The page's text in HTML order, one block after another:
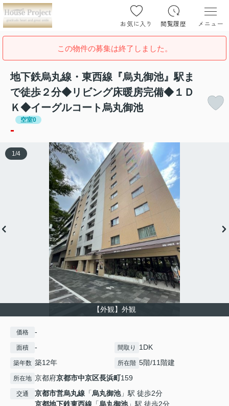
お気に入り 閲覧履歴 メニュー
この物件の募集は終了しました。
地下鉄烏丸線・東西線『烏丸御池』駅ま
で徒歩２分◆リビング床暖房完備◆１Ｄ
Ｋ◆イーグルコート烏丸御池
空室0
-
【外観】外観
1 /4
価格 -
面積 - 間取り 1DK
築年数 築12年 所在階 5階/11階建
所在地 京都府京都市中京区長浜町159
交通 京都市営烏丸線 「烏丸御池」駅 徒歩2分
京都地下鉄東西線 「烏丸御池」駅 徒歩2分